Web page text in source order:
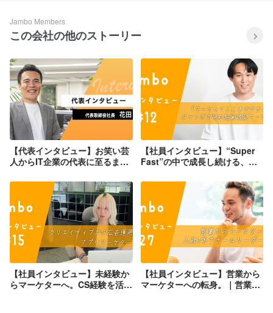
Jambo Members
この会社の他のストーリー
【代表インタビュー】お笑い芸
人からIT企業の代表に至るま
に迫る！
【社員インタビュー】“Super
Fast”の中で成長し続ける、マ
ビュー
【社員インタビュー】未経験か
らマーケターへ。CS経験を活か
【社員インタビュー】営業から
マーケターへの転身。｜営業経